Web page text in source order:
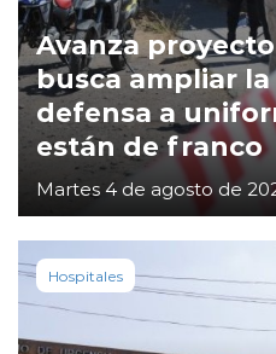
Avanza
busca ampliar
defensa a
están de franco
Martes 4 de agosto de
Hospitales